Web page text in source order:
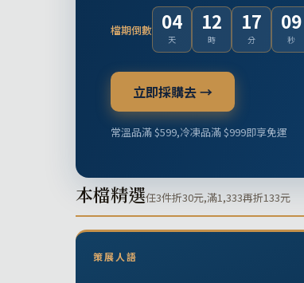
檔期倒數 04
天
12
時
17
分
07
秒
立即採購去 →
常溫品滿 $599,冷凍品滿 $999即享免運
本檔精選任3件折30元,滿1,333再折133元
策展人語